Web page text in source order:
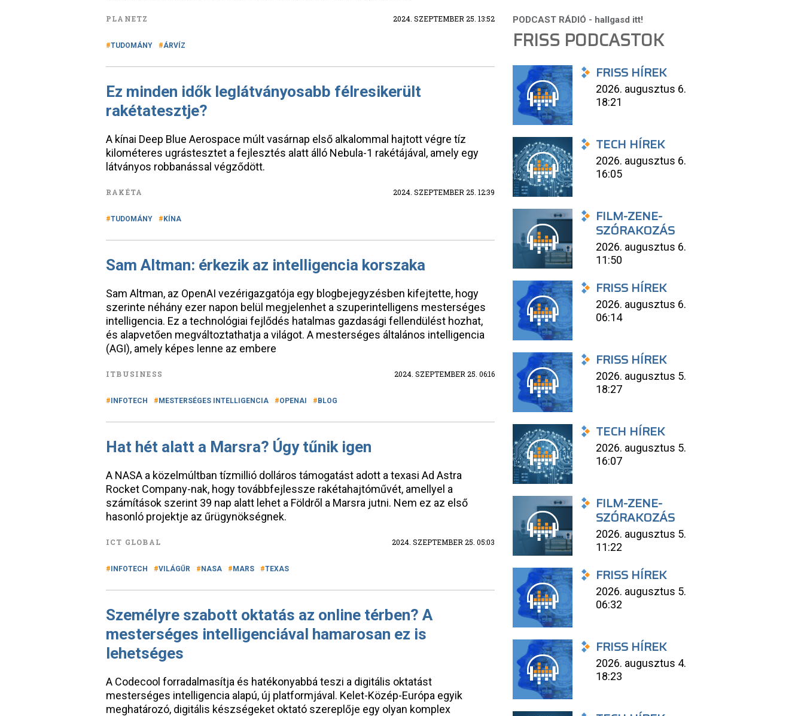
PLANETZ 2024. SZEPTEMBER 25. 13:52
TUDOMÁNY ÁRVÍZ
Ez minden idők leglátványosabb félresikerült
rakétatesztje?
A kínai Deep Blue Aerospace múlt vasárnap első alkalommal hajtott végre tíz
kilométeres ugrástesztet a fejlesztés alatt álló Nebula-1 rakétájával, amely egy
látványos robbanással végződött.
RAKÉTA 2024. SZEPTEMBER 25. 12:39
TUDOMÁNY KÍNA
Sam Altman: érkezik az intelligencia korszaka
Sam Altman, az OpenAI vezérigazgatója egy blogbejegyzésben kifejtette, hogy
szerinte néhány ezer napon belül megjelenhet a szuperintelligens mesterséges
intelligencia. Ez a technológiai fejlődés hatalmas gazdasági fellendülést hozhat,
és alapvetően megváltoztathatja a világot. A mesterséges általános intelligencia
(AGI), amely képes lenne az embere
ITBUSINESS 2024. SZEPTEMBER 25. 06:16
INFOTECH MESTERSÉGES INTELLIGENCIA OPENAI BLOG
Hat hét alatt a Marsra? Úgy tűnik igen
A NASA a közelmúltban tízmillió dolláros támogatást adott a texasi Ad Astra
Rocket Company-nak, hogy továbbfejlessze rakétahajtóművét, amellyel a
számítások szerint 39 nap alatt lehet a Földről a Marsra jutni. Nem ez az első
hasonló projektje az űrügynökségnek.
ICT GLOBAL 2024. SZEPTEMBER 25. 05:03
INFOTECH VILÁGŰR NASA MARS TEXAS
Személyre szabott oktatás az online térben? A
mesterséges intelligenciával hamarosan ez is
lehetséges
A Codecool forradalmasítja és hatékonyabbá teszi a digitális oktatást
mesterséges intelligencia alapú, új platformjával. Kelet-Közép-Európa egyik
meghatározó, digitális készségeket oktató szereplője egy olyan komplex
FRISS PODCASTOK
FRISS HÍREK
2026. augusztus 6.
18:21
TECH HÍREK
2026. augusztus 6.
16:05
FILM-ZENE-
SZÓRAKOZÁS
2026. augusztus 6.
11:50
FRISS HÍREK
2026. augusztus 6.
06:14
FRISS HÍREK
2026. augusztus 5.
18:27
TECH HÍREK
2026. augusztus 5.
16:07
FILM-ZENE-
SZÓRAKOZÁS
2026. augusztus 5.
11:22
FRISS HÍREK
2026. augusztus 5.
06:32
FRISS HÍREK
2026. augusztus 4.
18:23